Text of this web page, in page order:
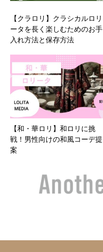
【クラロリ】クラシカルロリ
ータを長く楽しむためのお手
入れ方法と保存方法
【和・華ロリ】和ロリに挑
戦！男性向けの和風コーデ提
案